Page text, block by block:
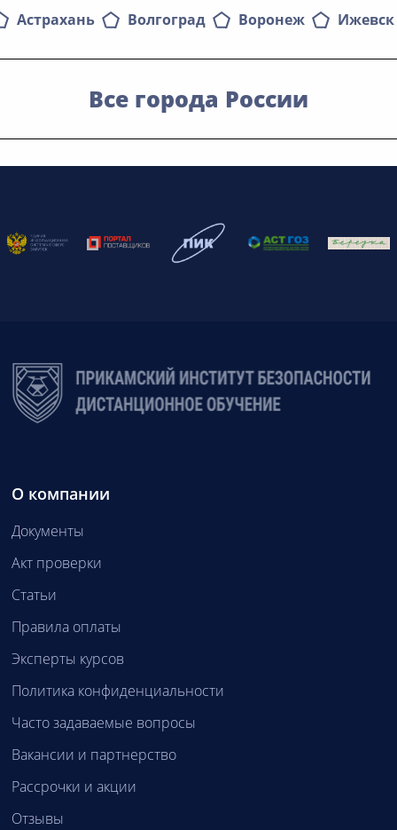
Астрахань Волгоград Воронеж Ижевск
Все города России
О компании
Документы
Акт проверки
Статьи
Правила оплаты
Эксперты курсов
Политика конфиденциальности
Часто задаваемые вопросы
Вакансии и партнерство
Рассрочки и акции
Отзывы